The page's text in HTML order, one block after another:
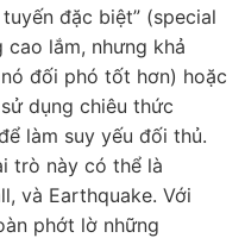
đặc biệt” (special
lắm, nhưng khả
đối phó tốt hơn) hoặc
dụng chiêu thức
làm suy yếu đối thủ.
trò này có thể là
và Earthquake. Với
phớt lờ những